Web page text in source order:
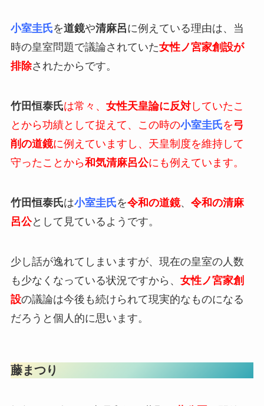
小室圭氏を道鏡や清麻呂に例えている理由は、当
時の皇室問題で議論されていた女性ノ宮家創設が
排除されたからです。
竹田恒泰氏は常々、 女性天皇論に反対していたこ
とから功績として捉えて、この時の小室圭氏を弓
削の道鏡に例えていますし、天皇制度を維持して
守ったことから和気清麻呂公にも例えています。
竹田恒泰氏は小室圭氏を令和の道鏡、 令和の清麻
呂公として見ているようです。
少し話が逸れてしまいますが、現在の皇室の人数
も少なくなっている状況ですから、 女性ノ宮家創
設の議論は今後も続けられて現実的なものになる
だろうと個人的に思います。
藤まつり